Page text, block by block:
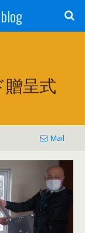
呈式
Mail